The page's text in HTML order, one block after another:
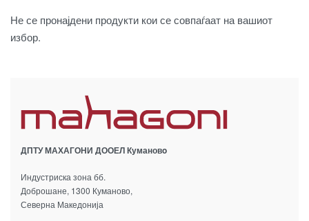
Не се пронајдени продукти кои се совпаѓаат на вашиот
избор.
ДПТУ МАХАГОНИ ДООЕЛ Кумановo
Индустриска зона бб.
Доброшане, 1300 Куманово,
Северна Македонија